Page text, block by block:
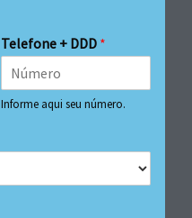
Telefone + DDD *
Informe aqui seu número.